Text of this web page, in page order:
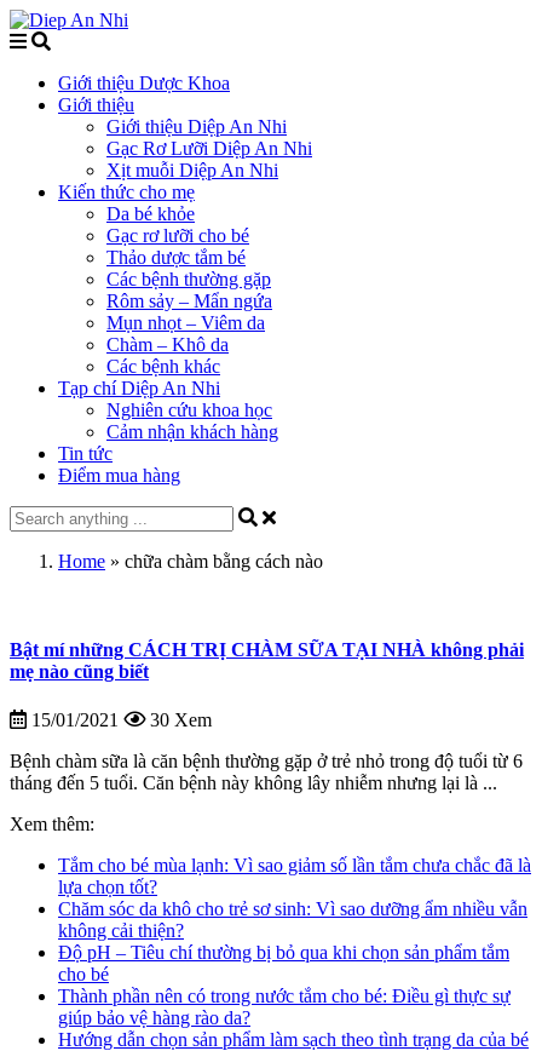
Giới thiệu Dược Khoa
Giới thiệu
Giới thiệu Diệp An Nhi
Gạc Rơ Lưỡi Diệp An Nhi
Xịt muỗi Diệp An Nhi
Kiến thức cho mẹ
Da bé khỏe
Gạc rơ lưỡi cho bé
Thảo dược tắm bé
Các bệnh thường gặp
Rôm sảy – Mẩn ngứa
Mụn nhọt – Viêm da
Chàm – Khô da
Các bệnh khác
Tạp chí Diệp An Nhi
Nghiên cứu khoa học
Cảm nhận khách hàng
Tin tức
Điểm mua hàng
Home » chữa chàm bằng cách nào
Bật mí những CÁCH TRỊ CHÀM SỮA TẠI NHÀ không phải
mẹ nào cũng biết
15/01/2021 30 Xem
Bệnh chàm sữa là căn bệnh thường gặp ở trẻ nhỏ trong độ tuổi từ 6
tháng đến 5 tuổi. Căn bệnh này không lây nhiễm nhưng lại là ...
Xem thêm:
Tắm cho bé mùa lạnh: Vì sao giảm số lần tắm chưa chắc đã là
lựa chọn tốt?
Chăm sóc da khô cho trẻ sơ sinh: Vì sao dưỡng ẩm nhiều vẫn
không cải thiện?
Độ pH – Tiêu chí thường bị bỏ qua khi chọn sản phẩm tắm
cho bé
Thành phần nên có trong nước tắm cho bé: Điều gì thực sự
giúp bảo vệ hàng rào da?
Hướng dẫn chọn sản phẩm làm sạch theo tình trạng da của bé